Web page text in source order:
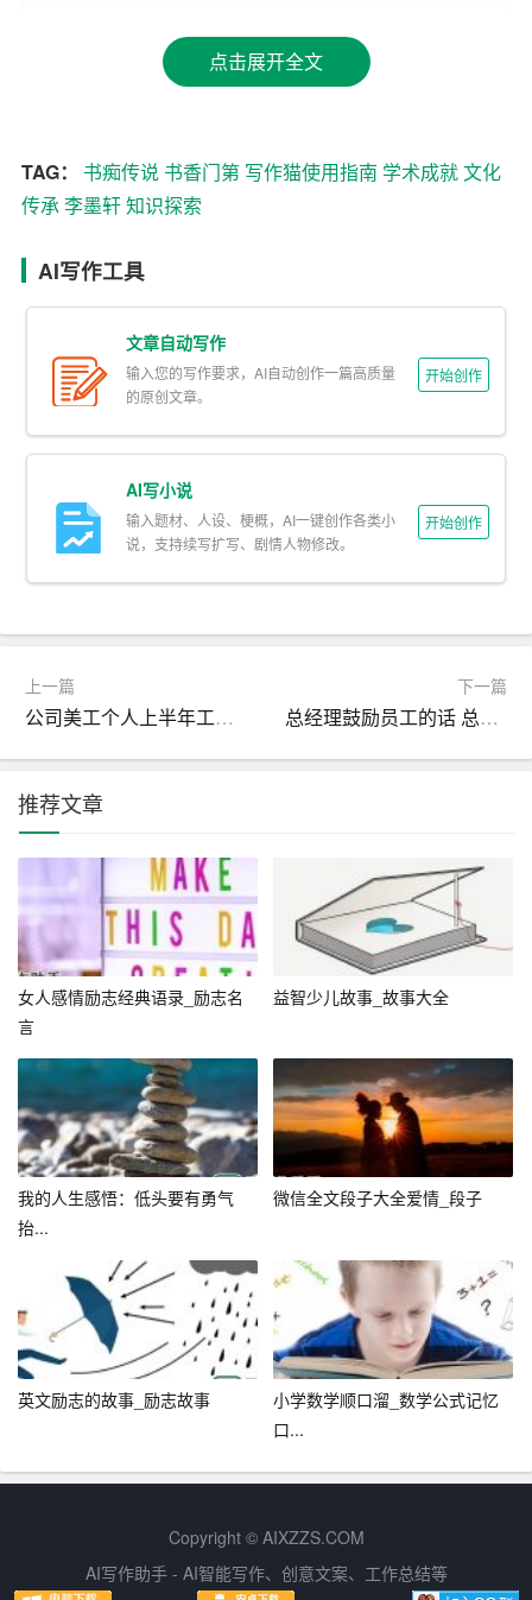
一部珍贵的孤本，墨轩不惜步行千里，历经千辛万苦。途
中遭遇风雨，饿时以野果充饥，困时则在破庙中蜷缩一
三、笔耕不辍
李墨轩不仅是个书痴，更是个笔耕不辍的学者。他相信，
日后著作的基础。
他的第一部著作《墨轩随笔》便是这样诞生的。书中收录
了他对古典文学、哲学、历史的独到见解，以及对自然科
学的探索心得。此书一经问世，便引起了学界的广泛关
注，被视为那个时代思想解放的象征。
识和经验。他开设书院，亲自授课，强调“学以致用”，鼓励
学生们将所学知识应用于实践，解决民生疾苦。
在他的教导下，一批批才华横溢的学生走出书院，有的成
为治国栋梁，有的则成为一代宗师。墨轩的名字也因此成
为了智慧与启蒙的代名词。
五、晚年归隐
随着时间的流逝，李墨轩逐渐老去。晚年的他选择归隐山
林，建了一座简陋的书屋，名为“墨香居”。在这里，他继续
整理着自己的藏书和手稿，同时也在撰写一部巨著《华夏
文明史略》，希望为后世留下一部详尽记录中华文明发展
历程的史书。
山中岁月长，墨轩在书海中度过了一个又一个春秋。偶尔
有弟子来访，他们围坐在篝火旁，听他讲述过往的故事和
人生的哲理。在那一刻，墨轩仿佛又回到了那个纯真的书
痴时代，心中充满了对知识的无限热爱和对未来的美好憧
结语
李墨轩的故事传遍了四海，成为后世书痴们心中的灯塔。
在这个信息爆炸的时代，或许我们已经很难再有像他那样
沉浸在书籍中的机会，但他的精神却提醒我们：无论时代
达。”让我们带着这份对知识的敬畏与热爱，继续在人生的
旅途中探索、学习、成长。
点击展开全文
TAG： 书痴传说 书香门第 写作猫使用指南 学术成就文化
传承李墨轩知识探索
AI写作工具
文章自动写作
输入您的写作要求，AI自动创作一篇高质量
的原创文章。
开始创作
AI写小说
输入题材、人设、梗概，AI一键创作各类小
说，支持续写扩写、剧情人物修改。
开始创作
上一篇
公司美工个人上半年工作总结
下一篇
总经理鼓励员工的话 总经理鼓励员工的短信_鼓励的话
推荐文章
女人感情励志经典语录_励志名
言
益智少儿故事_故事大全
我的人生感悟：低头要有勇气
抬...
微信全文段子大全爱情_段子
英文励志的故事_励志故事
小学数学顺口溜_数学公式记忆
口...
Copyright © AIXZZS.COM
AI写作助手 - AI智能写作、创意文案、工作总结等